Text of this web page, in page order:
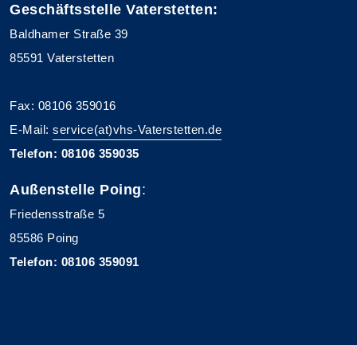
Geschäftsstelle Vaterstetten:
Baldhamer Straße 39
85591 Vaterstetten
Fax: 08106 359016
E-Mail: service(at)vhs-Vaterstetten.de
Telefon: 08106 359035
Außenstelle Poing:
Friedensstraße 5
85586 Poing
Telefon: 08106 359091